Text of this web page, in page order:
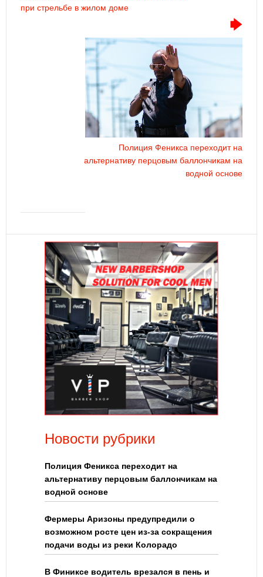
при стрельбе в жилом доме
Полиция Феникса переходит на
альтернативу перцовым баллончикам на
водной основе
Новости рубрики
Полиция Феникса переходит на
альтернативу перцовым баллончикам на
водной основе
Фермеры Аризоны предупредили о
возможном росте цен из-за сокращения
подачи воды из реки Колорадо
В Финиксе водитель врезался в пень и